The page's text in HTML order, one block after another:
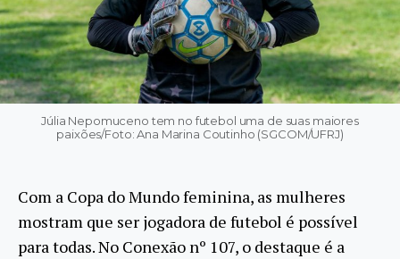
Júlia Nepomuceno tem no futebol uma de suas maiores
paixões/Foto: Ana Marina Coutinho (SGCOM/UFRJ)
Com a Copa do Mundo feminina, as mulheres
mostram que ser jogadora de futebol é possível
para todas. No Conexão nº 107, o destaque é a